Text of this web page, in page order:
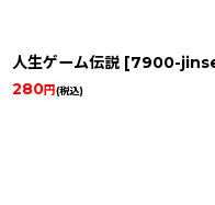
人生ゲーム伝説 [7900-
280円(税込)